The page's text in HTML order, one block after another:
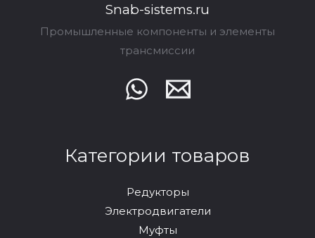
Snab-sistems.ru
Промышленные компоненты и элементы
трансмиссии
Категории товаров
Редукторы
Электродвигатели
Муфты